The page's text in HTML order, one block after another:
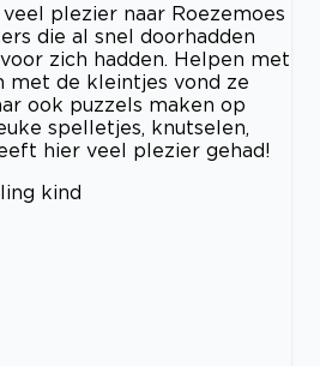
plezier naar Roezemoes
die al snel doorhadden
zich hadden. Helpen met
met de kleintjes vond ze
ook puzzels maken op
spelletjes, knutselen,
hier veel plezier gehad!
kind